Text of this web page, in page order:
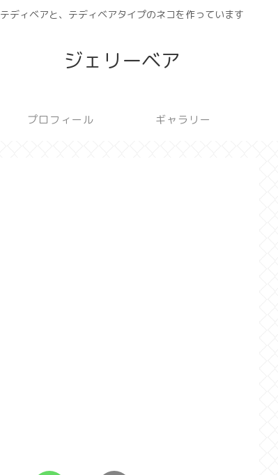
テディベアと、テディベアタイプのネコを作っています
ジェリーベア
プロフィール ギャラリー